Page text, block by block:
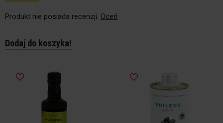
Produkt nie posiada recenzji. Oceń
Dodaj do koszyka!